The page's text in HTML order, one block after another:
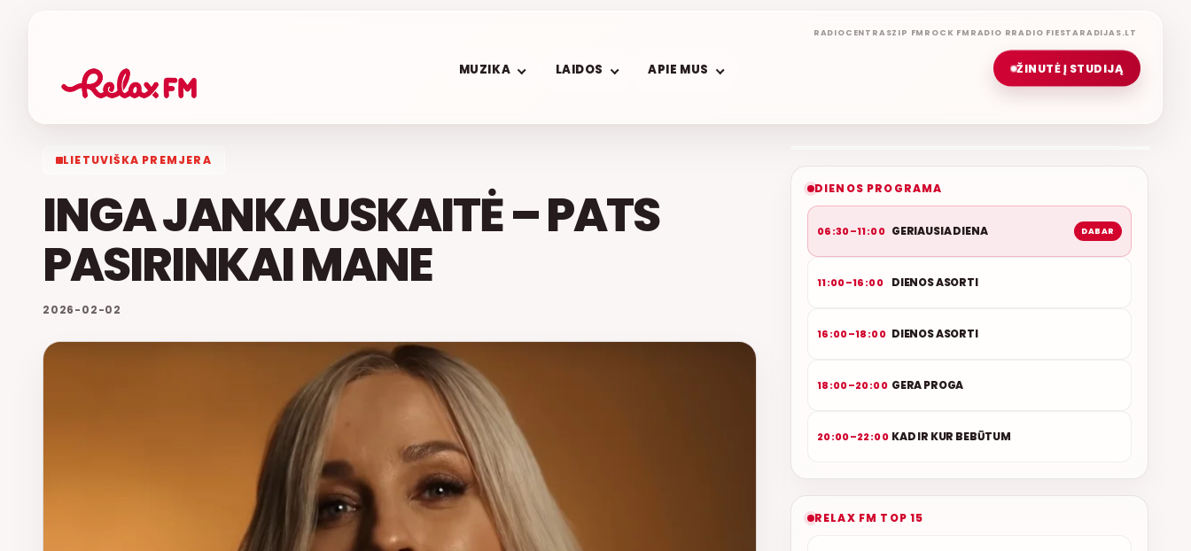
RADIOCENTRASZIP FM ROCK FM RADIO RRADIO FIESTARADIJAS.LT
ŽINUTĖ Į STUDIJĄ
MUZIKA LAIDOS APIE MUS
LIETUVIŠKA PREMJERA
INGA JANKAUSKAITĖ – PATS
PASIRINKAI MANE
2026-02-02
ETERYJE
GERIAUSIA DIENA
DIENOS PROGRAMA
06:30–11:00 GERIAUSIA DIENA DABAR
11:00–16:00 DIENOS ASORTI
16:00–18:00 DIENOS ASORTI
18:00–20:00 GERA PROGA
20:00–22:00 KAD IR KUR BEBŪTUM
RELAX FM TOP 15